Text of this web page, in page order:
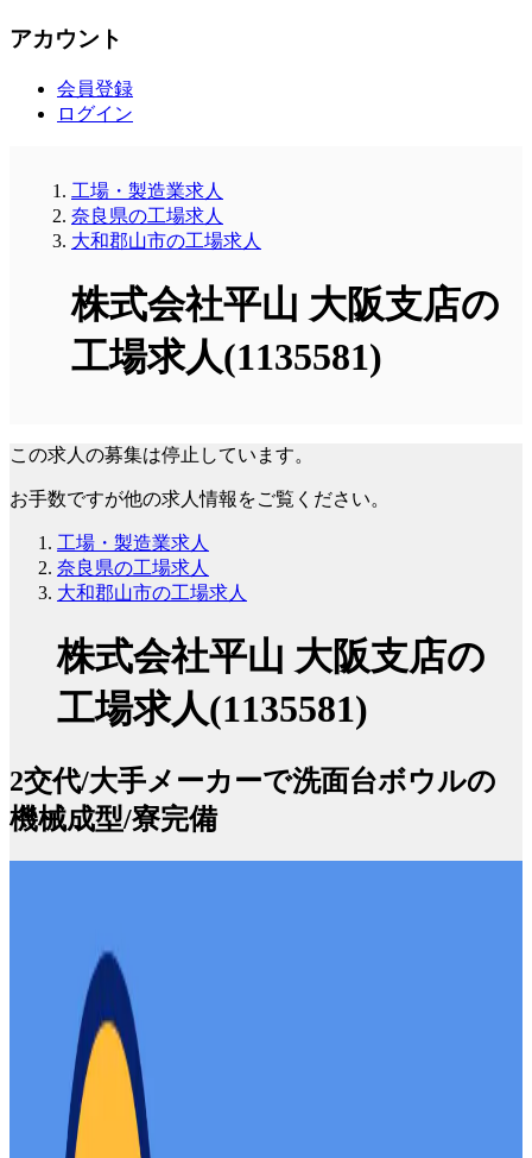
アカウント
会員登録
ログイン
工場・製造業求人
奈良県の工場求人
大和郡山市の工場求人
株式会社平山 大阪支店の
工場求人(1135581)
この求人の募集は停止しています。
お手数ですが他の求人情報をご覧ください。
工場・製造業求人
奈良県の工場求人
大和郡山市の工場求人
株式会社平山 大阪支店の
工場求人(1135581)
2交代/大手メーカーで洗面台ボウルの
機械成型/寮完備